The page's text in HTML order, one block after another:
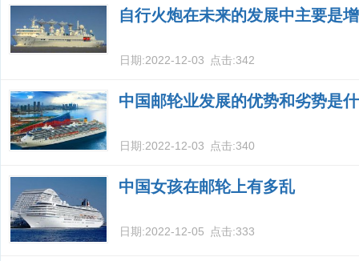
自行火炮在未来的发展中主要是
日期:2022-12-03 点击:342
中国邮轮业发展的优势和劣势是
日期:2022-12-03 点击:340
中国女孩在邮轮上有多乱
日期:2022-12-05 点击:333